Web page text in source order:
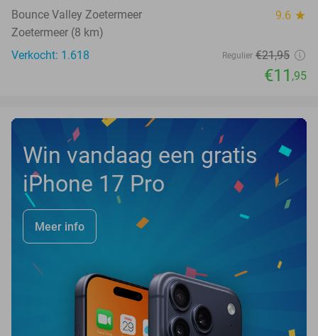
Bounce Valley Zoetermeer 9.6 star
Zoetermeer (8 km)
Verkocht: 1.618
Regulier €21,95
€11 ,95
Win vandaag een gratis
iPhone 17 Pro
Meer info